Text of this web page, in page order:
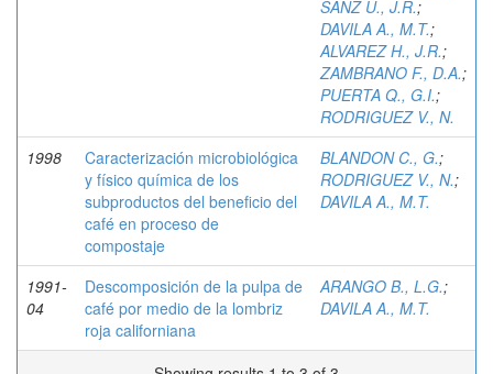
SANZ U., J.R.;
DAVILA A., M.T.;
ALVAREZ H., J.R.;
ZAMBRANO F., D.A.;
PUERTA Q., G.I.;
RODRIGUEZ V., N.
1998
Caracterización microbiológica
y físico química de los
subproductos del beneficio del
café en proceso de
compostaje
BLANDON C., G.;
RODRIGUEZ V., N.;
DAVILA A., M.T.
1991-
04
Descomposición de la pulpa de
café por medio de la lombriz
roja californiana
ARANGO B., L.G.;
DAVILA A., M.T.